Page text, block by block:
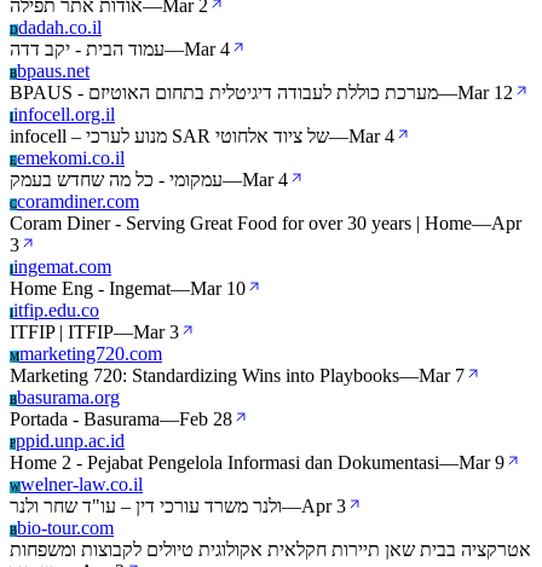
אודות אתר תפילה—Mar 2
Ddadah.co.il
עמוד הבית - יקב דדה—Mar 4
Bbpaus.net
BPAUS - מערכת כוללת לעבודה דיגיטלית בתחום האוטיזם—Mar 12
Iinfocell.org.il
infocell – מנוע לערכי SAR של ציוד אלחוטי—Mar 4
Eemekomi.co.il
עמקומי - כל מה שחדש בעמק—Mar 4
Ccoramdiner.com
Coram Diner - Serving Great Food for over 30 years | Home—Apr
3
Iingemat.com
Home Eng - Ingemat—Mar 10
Iitfip.edu.co
ITFIP | ITFIP—Mar 3
Mmarketing720.com
Marketing 720: Standardizing Wins into Playbooks—Mar 7
Bbasurama.org
Portada - Basurama—Feb 28
Pppid.unp.ac.id
Home 2 - Pejabat Pengelola Informasi dan Dokumentasi—Mar 9
Wwelner-law.co.il
ולנר משרד עורכי דין – עו"ד שחר ולנר—Apr 3
Bbio-tour.com
אטרקציה בבית שאן תיירות חקלאית אקולוגית טיולים לקבוצות ומשפחות